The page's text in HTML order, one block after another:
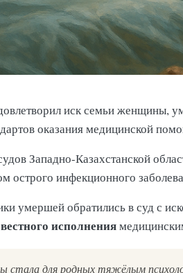
иск семьи женщины,
оказания медицинской
Западно-Казахстанской
острого инфекционного
умершей обратились в суд с
исполнения
стала для родных тяжёлым